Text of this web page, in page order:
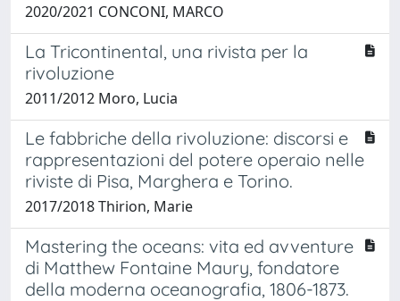
2020/2021 CONCONI, MARCO
La Tricontinental, una rivista per la
rivoluzione
2011/2012 Moro, Lucia
Le fabbriche della rivoluzione: discorsi e
rappresentazioni del potere operaio nelle
riviste di Pisa, Marghera e Torino.
2017/2018 Thirion, Marie
Mastering the oceans: vita ed avventure
di Matthew Fontaine Maury, fondatore
della moderna oceanografia, 1806-1873.